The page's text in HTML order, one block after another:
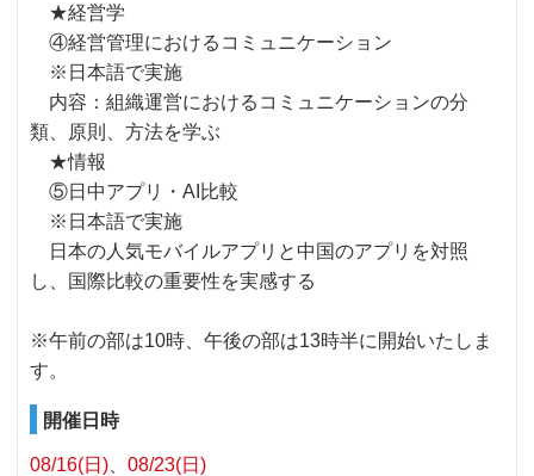
★経営学
④経営管理におけるコミュニケーション
※日本語で実施
内容：組織運営におけるコミュニケーションの分
類、原則、方法を学ぶ
★情報
⑤日中アプリ・AI比較
※日本語で実施
日本の人気モバイルアプリと中国のアプリを対照
し、国際比較の重要性を実感する
※午前の部は10時、午後の部は13時半に開始いたしま
す。
開催日時
08/16(日) 08/23(日)